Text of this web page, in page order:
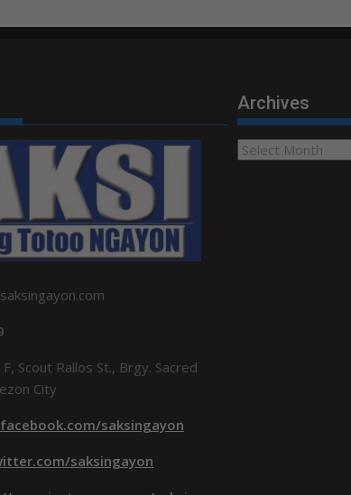
Scout Rallos St., Brgy. Sacred
City
saksingayon
saksingayon
Archives
Archives